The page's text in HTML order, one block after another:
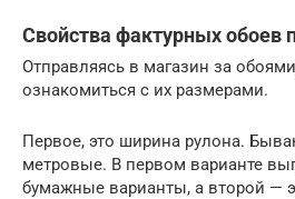
Свойства фактурных обоев
Отправляясь в магазин за
ознакомиться с их размерами.
Первое, это ширина рулона.
метровые. В первом варианте
бумажные варианты, а второй —